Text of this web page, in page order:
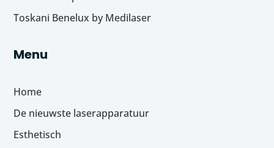
Toskani Benelux by Medilaser
Menu
Home
De nieuwste laserapparatuur
Esthetisch